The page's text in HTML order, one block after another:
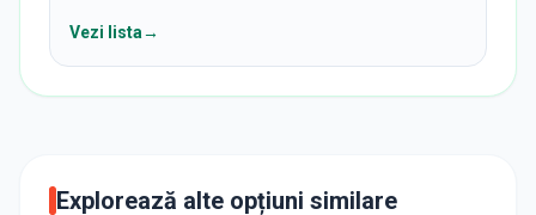
Vezi lista→
Explorează alte opțiuni similare